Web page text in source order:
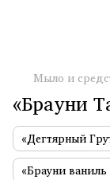
Мыло и
«Брауни
«Дегтярный
«Брауни